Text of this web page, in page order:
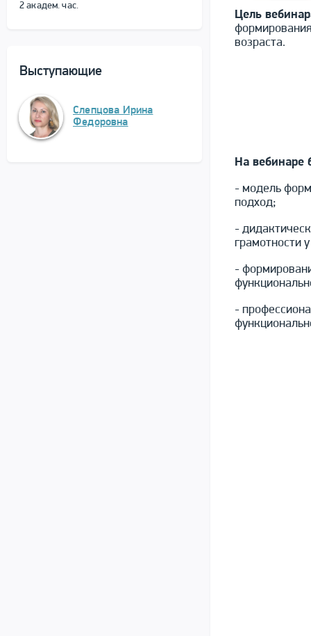
2 академ. час.
Выступающие
Слепцова Ирина
Федоровна
Цель
возраста.
На вебинаре
- модель
подход;
-
грамотности
-
-